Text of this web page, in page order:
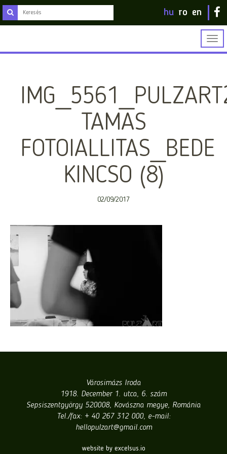
hu ro en
TAMAS
FOTOIALLITAS_BEDE
KINCSO (8)
02/09/2017
Városimázs Iroda
1918. December 1. utca, 6. szám
Sepsiszentgyörgy 520008, Kovászna megye, Románia
Tel./fax: + 40 267 312 000, e-mail:
hellopulzart@gmail.com
website by excelsus.io